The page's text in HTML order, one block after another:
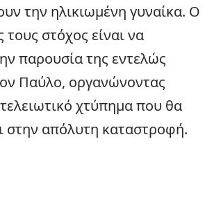
την ηλικιωμένη γυναίκα. Ο
στόχος είναι να
παρουσία της εντελώς
Παύλο, οργανώνοντας
χτύπημα που θα
στην απόλυτη καταστροφή.